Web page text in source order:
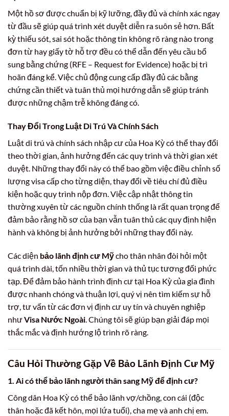
Một hồ sơ được chuẩn bị kỹ lưỡng, đầy đủ và chính xác ngay
từ đầu sẽ giúp quá trình xét duyệt diễn ra suôn sẻ hơn. Bất
kỳ thiếu sót, sai sót hoặc thông tin không rõ ràng nào trong
đơn từ hay giấy tờ hỗ trợ đều có thể dẫn đến yêu cầu bổ
sung bằng chứng (RFE – Request for Evidence) hoặc bị trì
hoãn đáng kể. Việc chủ động cung cấp đầy đủ các bằng
chứng cần thiết và tuân thủ mọi hướng dẫn sẽ giúp tránh
được những chậm trễ không đáng có.
Thay Đổi Trong Luật Di Trú Và Chính Sách
Luật di trú và chính sách nhập cư của Hoa Kỳ có thể thay đổi
theo thời gian, ảnh hưởng đến các quy trình và thời gian xét
duyệt. Những thay đổi này có thể bao gồm việc điều chỉnh số
lượng visa cấp cho từng diện, thay đổi về tiêu chí đủ điều
kiện hoặc quy trình nộp đơn. Việc cập nhật thông tin
thường xuyên từ các nguồn chính thống là rất quan trọng để
đảm bảo rằng hồ sơ của bạn vẫn tuân thủ các quy định hiện
hành và không bị ảnh hưởng bởi những thay đổi này.
Các diện bảo lãnh định cư Mỹcho thân nhân đòi hỏi một
quá trình dài, tốn nhiều thời gian và thủ tục tương đối phức
tạp. Để đảm bảo hành trình định cư tại Hoa Kỳ của gia đình
được nhanh chóng và thuận lợi, quý vị nên tìm kiếm sự hỗ
trợ, tư vấn từ các đơn vị định cư uy tín và chuyên nghiệp
nhưVisa Nước Ngoài. Chúng tôi sẽ giúp bạn giải đáp mọi
thắc mắc và định hướng lộ trình rõ ràng.
Câu Hỏi Thường Gặp Về Bảo Lãnh Định Cư Mỹ
1. Ai có thể bảo lãnh người thân sang Mỹ để định cư?
Công dân Hoa Kỳ có thể bảo lãnh vợ/chồng, con cái (độc
thân hoặc đã kết hôn, mọi lứa tuổi), cha mẹ và anh chị em.